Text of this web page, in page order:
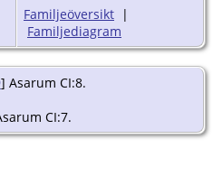
Familjeöversikt |
Familjediagram
] Asarum CI:8.
CI:7.